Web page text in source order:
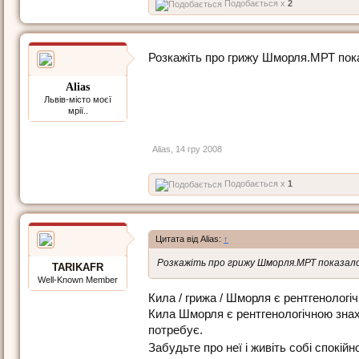
Подобається x 2
Alias
Львів-місто моєї
мрії..
Розкажіть про грижу Шморля.МРТ
Alias 14 гру 2008
Подобається x 1
TARIKAFR
Well-Known Member
Цитата від Alias: ↑
Розкажіть про грижу Шморля.МРТ
Кила / грижа / Шморля є
Кила Шморля є рентгенологічною
потребує.
Забудьте про неї і живіть собі